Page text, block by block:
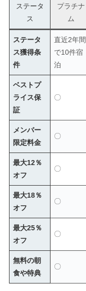
ステータ
ス
プラチナ
ム
ステータ
ス獲得条
件
直近2年間
で10件宿
泊
ベストプ
ライス保
証
〇
メンバー
限定料金
〇
最大12％
オフ
〇
最大18％
オフ
〇
最大25％
オフ
〇
無料の朝
食や特典
〇